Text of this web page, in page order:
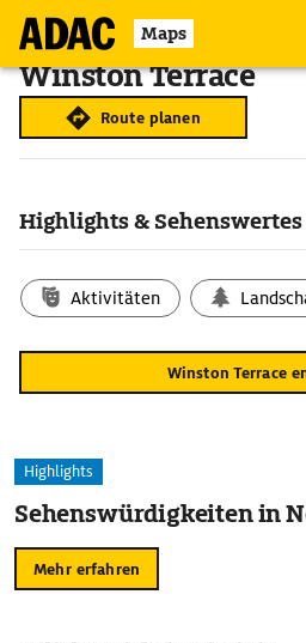
Maps
Winston Terrace
Route planen
Highlights & Sehenswertes
Aktivitäten
Winston Terrace
Highlights
Sehenswürdigkeiten in
Mehr erfahren